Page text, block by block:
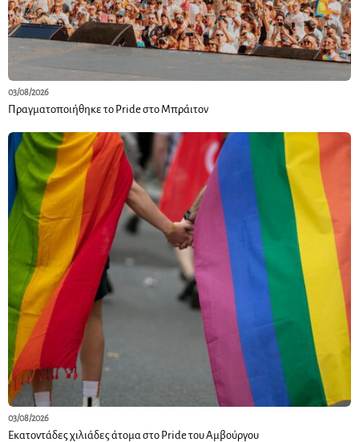
03/08/2026
Πραγματοποιήθηκε το Pride στο Μπράιτον
03/08/2026
Εκατοντάδες χιλιάδες άτομα στο Pride του Αμβούργου